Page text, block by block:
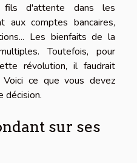
fils d'attente dans les
aux comptes bancaires,
Les bienfaits de la
Toutefois, pour
révolution, il faudrait
ce que vous devez
décision.
sur ses